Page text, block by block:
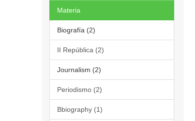
Materia
Biografía (2)
II República (2)
Journalism (2)
Periodismo (2)
Bbiography (1)